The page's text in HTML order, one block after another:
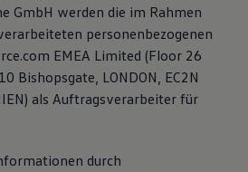
GmbH werden die im Rahmen
personenbezogenen
EMEA Limited (Floor 26
Bishopsgate, LONDON, EC2N
als Auftragsverarbeiter für
durch